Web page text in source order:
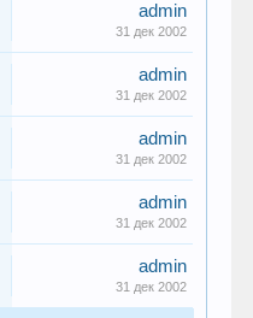
admin
31 дек 2002
admin
31 дек 2002
admin
31 дек 2002
admin
31 дек 2002
admin
31 дек 2002